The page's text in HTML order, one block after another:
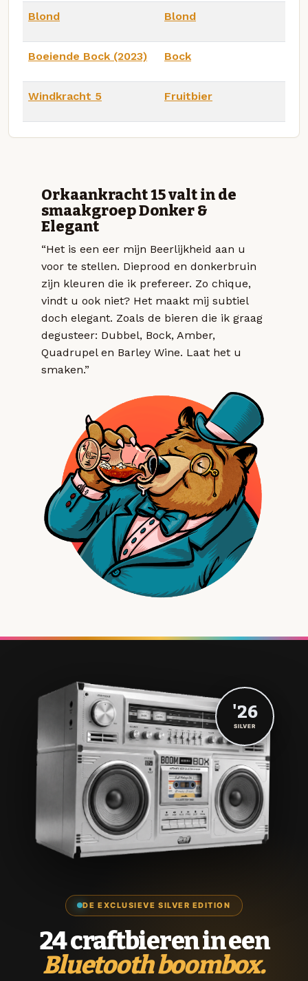
Blond Blond
Boeiende Bock (2023) Bock
Windkracht 5 Fruitbier
Orkaankracht 15 valt in de
smaakgroep Donker &
Elegant
“Het is een eer mijn Beerlijkheid aan u
voor te stellen. Dieprood en donkerbruin
zijn kleuren die ik prefereer. Zo chique,
vindt u ook niet? Het maakt mij subtiel
doch elegant. Zoals de bieren die ik graag
degusteer: Dubbel, Bock, Amber,
Quadrupel en Barley Wine. Laat het u
smaken.”
DE EXCLUSIEVE SILVER EDITION
24 craftbieren in een
Bluetooth boombox.
'26
SILVER